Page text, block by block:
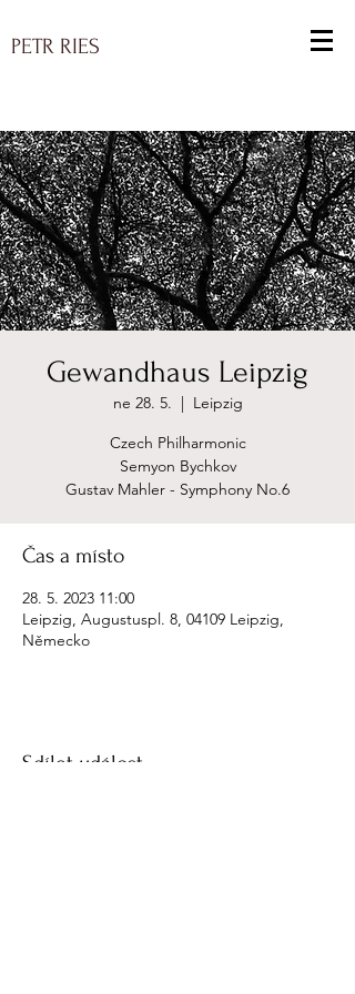
PETR RIES
Gewandhaus Leipzig
ne 28. 5.
  |
Leipzig
Czech Philharmonic
Semyon Bychkov
Gustav Mahler - Symphony No.6
Čas a místo
28. 5. 2023 11:00
Leipzig, Augustuspl. 8, 04109 Leipzig,
Německo
Sdílet událost